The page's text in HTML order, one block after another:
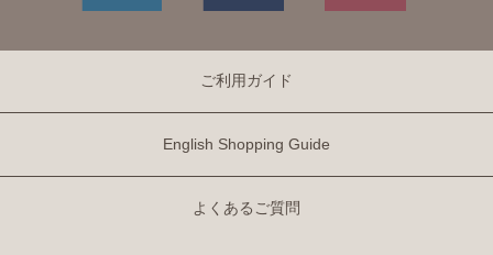
ご利用ガイド
English Shopping Guide
よくあるご質問